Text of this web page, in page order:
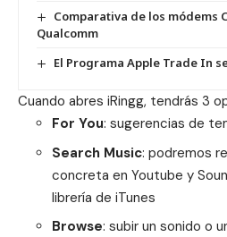
Comparativa de los módems
Qualcomm
El Programa Apple Trade In
Cuando abres iRingg, tendrás 3
For You: sugerencias de
Search Music: podremos
concreta en Youtube y
librería de iTunes
Browse: subir un sonido o